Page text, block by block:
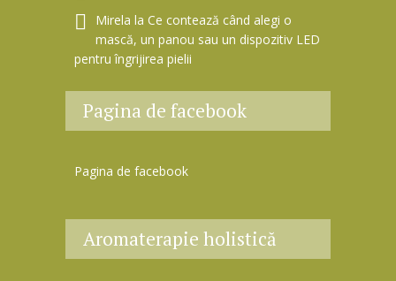
Mirela la Ce contează când alegi o
mască, un panou sau un dispozitiv LED
pentru îngrijirea pielii
Pagina de facebook
Pagina de facebook
Aromaterapie holistică